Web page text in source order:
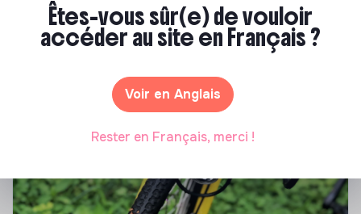
commencer ? Pas de panique, on te propose une
sélection de formations aux métiers de la transition
écologique et solidaire !
Êtes-vous sûr(e) de vouloir
accéder au site en Français ?
Voir en Anglais
Rester en Français, merci !